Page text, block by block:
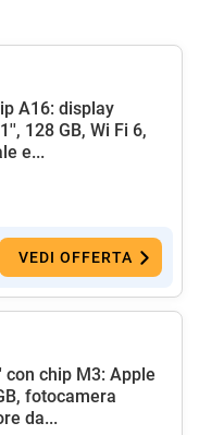
A16: display
128 GB, Wi Fi 6,
e...
VEDI OFFERTA
chip M3: Apple
fotocamera
da...